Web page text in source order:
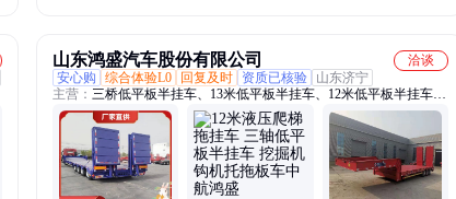
山东鸿盛汽车股份有限公司
洽谈
安心购
综合体验L0 回复及时 资质已核验
山东济宁
主营： 三桥低平板半挂车、13米低平板半挂车、12米低平板半挂车、
11米低平板半挂车、三线六轴低平板半挂车、四线八轴低平板半挂
车、五线十轴低平板半挂车、3桥低平板半挂车、2桥低平板半挂车、
动力鹅颈低平板半挂车、超低平板半挂车、3米宽低平板半挂车、抽
拉式低平板半挂车、大件运输低平板半挂车、液压轴线半挂车